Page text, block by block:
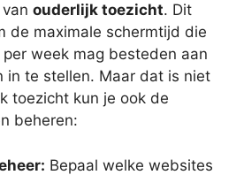
ouderlijk toezicht. Dit
de maximale schermtijd die
week mag besteden aan
in te stellen. Maar dat is niet
toezicht kun je ook de
beheren:
Bepaal welke websites